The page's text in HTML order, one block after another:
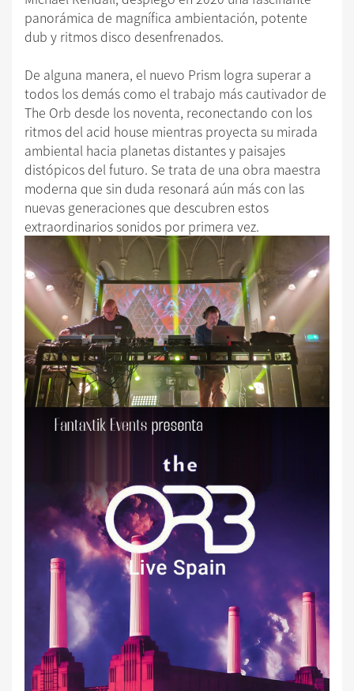
panorámica de magnífica ambientación, potente
dub y ritmos disco desenfrenados.
De alguna manera, el nuevo Prism logra superar a
todos los demás como el trabajo más cautivador de
The Orb desde los noventa, reconectando con los
ritmos del acid house mientras proyecta su mirada
ambiental hacia planetas distantes y paisajes
distópicos del futuro. Se trata de una obra maestra
moderna que sin duda resonará aún más con las
nuevas generaciones que descubren estos
extraordinarios sonidos por primera vez.